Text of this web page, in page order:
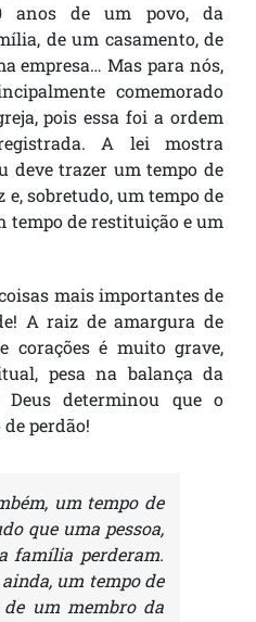
anos de um povo, da
de um casamento, de
empresa… Mas para nós,
comemorado
pois essa foi a ordem
A lei mostra
deve trazer um tempo de
e, sobretudo, um tempo de
tempo de restituição e um
mais importantes de
A raiz de amargura de
corações é muito grave,
pesa na balança da
determinou que o
perdão!
um tempo de
que uma pessoa,
família perderam.
um tempo de
de um membro da